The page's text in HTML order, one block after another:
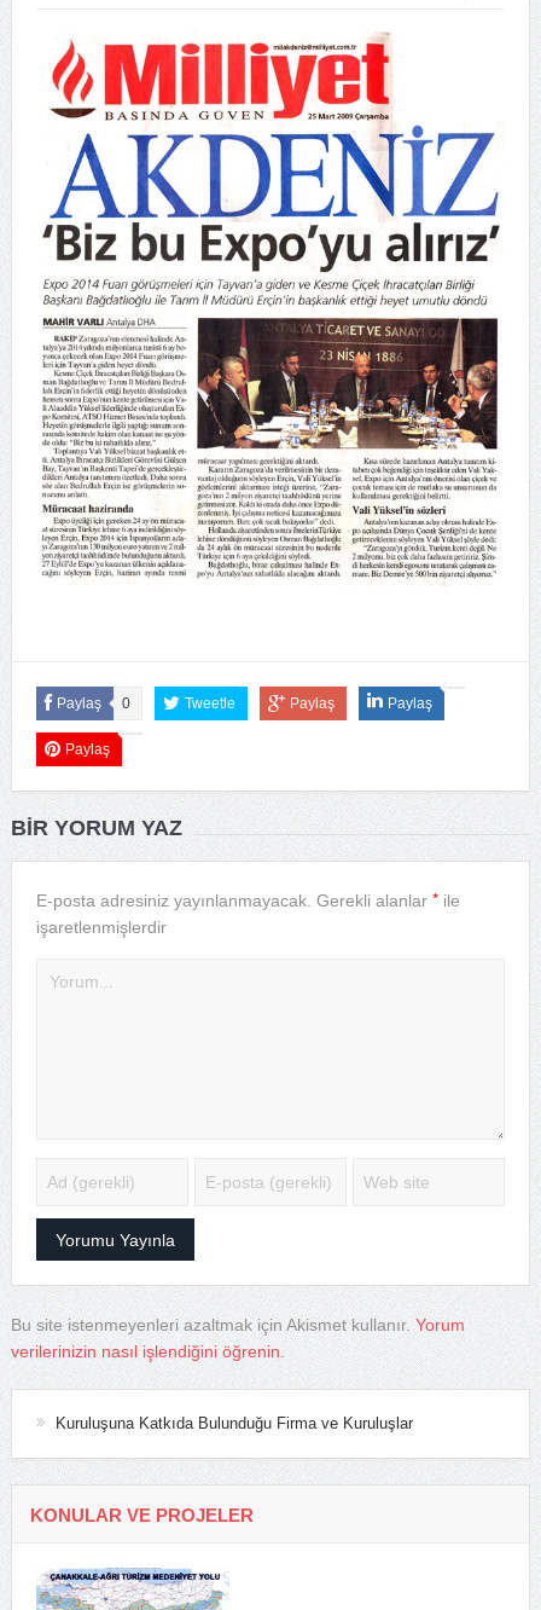
Paylaş 0 Tweetle Paylaş Paylaş
Paylaş
BIR YORUM YAZ
E-posta adresiniz yayınlanmayacak. Gerekli alanlar *ile
işaretlenmişlerdir
Bu site istenmeyenleri azaltmak için Akismet kullanır. Yorum
verilerinizin nasıl işlendiğini öğrenin.
Kuruluşuna Katkıda Bulunduğu Firma ve Kuruluşlar
KONULAR VE PROJELER